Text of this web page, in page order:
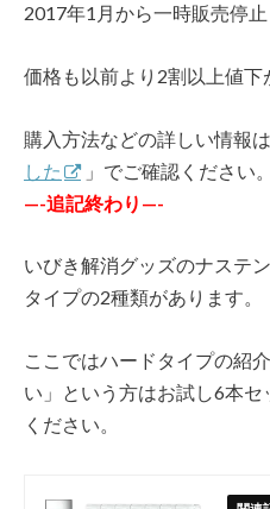
2017年1月から一時販売停
価格も以前より2割以上値下
購入方法などの詳しい情報
した
」でご確認ください。
—-追記終わり—-
いびき解消グッズのナステ
タイプの2種類があります。
ここではハードタイプの紹
い」という方はお試し6本
ください。